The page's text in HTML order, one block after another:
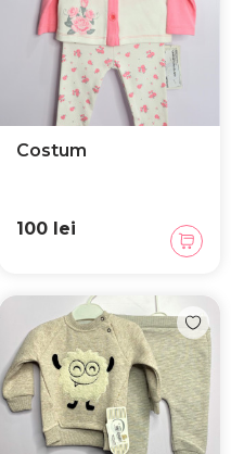
Costum
100 lei